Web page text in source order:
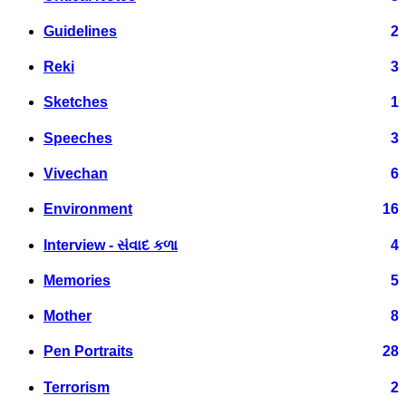
Guidelines 2
Reki 3
Sketches 1
Speeches 3
Vivechan 6
Environment 16
Interview - સંવાદ કળા 4
Memories 5
Mother 8
Pen Portraits 28
Terrorism 2